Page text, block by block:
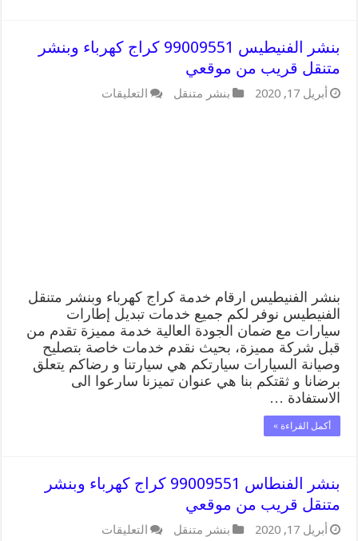
بنشر الفنيطيس 99009551 كراج كهرباء وبنشر
متنقل قريب من موقعي
أبريل 17, 2020 بنشر متنقل التعليقات
بنشر الفنيطيس ارقام خدمة كراج كهرباء وبنشر متنقل
الفنيطيس نوفر لكم جميع خدمات تبديل إطارات
سيارات مع ضمان الجودة العالية خدمة مميزة تقدم من
قبل شركة مميزة، بحيث نقدم خدمات خاصة بتصليح
وصيانة السيارات سيارتكم هي سيارتنا و رضاكم يتعلق
برضانا و ثقتكم بنا هي عنوان تميزنا سارعوا الى
الاستفادة …
أكمل القراءة »
بنشر الفنطاس 99009551 كراج كهرباء وبنشر
متنقل قريب من موقعي
أبريل 17, 2020 بنشر متنقل التعليقات